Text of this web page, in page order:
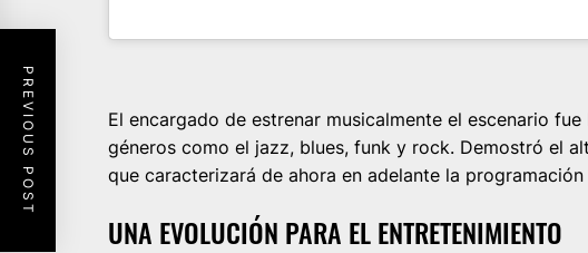
El encargado de estrenar musicalmente el escenario
géneros como el jazz, blues, funk y rock. Demostró el
que caracterizará de ahora en adelante la
UNA EVOLUCIÓN PARA EL ENTRETENIMIENTO
PREVIOUS POST